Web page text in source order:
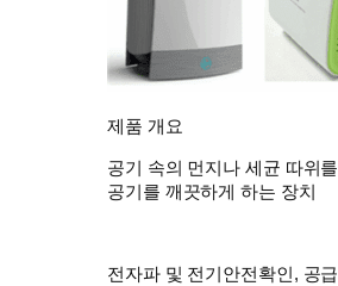
제품 개요
공기 속의 먼지나 세균 따위
공기를 깨끗하게 하는 장치
전자파 및 전기안전확인, 공